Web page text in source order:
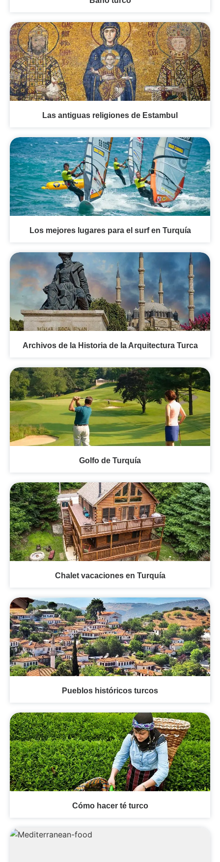
Las antiguas religiones de Estambul
Los mejores lugares para el surf en Turquía
Archivos de la Historia de la Arquitectura Turca
Golfo de Turquía
Chalet vacaciones en Turquía
Pueblos históricos turcos
Cómo hacer té turco